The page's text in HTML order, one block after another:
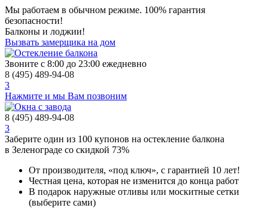
Мы работаем в обычном режиме. 100% гарантия
безопасности!
Балконы и лоджии!
Вызвать замерщика на дом
Звоните с 8:00 до 23:00 ежедневно
8 (495) 489-94-08
3
Нажмите и мы Вам позвоним
8 (495) 489-94-08
3
Заберите один из 100 купонов на остекление балкона
в Зеленограде со скидкой 73%
От производителя, «под ключ», с гарантией 10 лет!
Честная цена, которая не изменится до конца работ
В подарок наружные отливы или москитные сетки
(выберите сами)